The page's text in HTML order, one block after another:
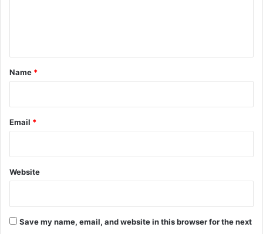
*
Name *
Email *
Website
Save my name, email, and website in this browser for the next